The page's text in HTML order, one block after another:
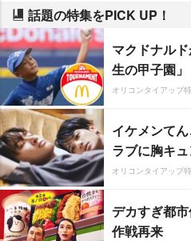
話題の特集をPICK UP！
マクドナル
生の甲子園」
オリコンタイアップ
イケメンて
ラブに胸キ
オリコンタイアップ
デカすぎ都
作戦再来